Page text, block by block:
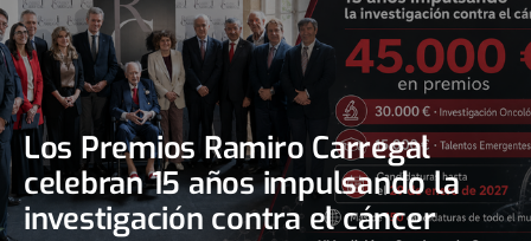
Los Premios Ramiro Carregal
celebran 15 años impulsando la
investigación contra el cáncer